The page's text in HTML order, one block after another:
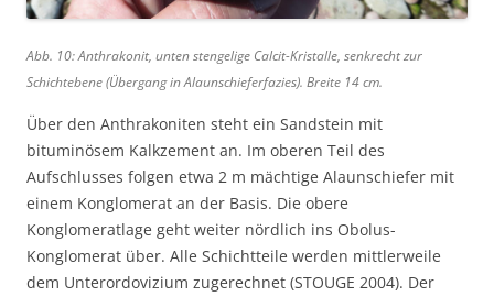
Abb. 10: Anthrakonit, unten stengelige Calcit-Kristalle, senkrecht zur
Schichtebene (Übergang in Alaunschieferfazies). Breite 14 cm.
Über den Anthrakoniten steht ein Sandstein mit
bituminösem Kalkzement an. Im oberen Teil des
Aufschlusses folgen etwa 2 m mächtige Alaunschiefer mit
einem Konglomerat an der Basis. Die obere
Konglomeratlage geht weiter nördlich ins Obolus-
Konglomerat über. Alle Schichtteile werden mittlerweile
dem Unterordovizium zugerechnet (STOUGE 2004). Der